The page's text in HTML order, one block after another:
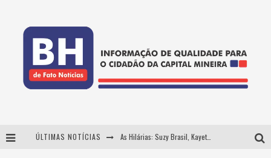
ÚLTIMAS NOTÍCIAS As Hilárias: Suzy Brasil, Kayete e Karoline Absinto retornam a Belo Horizonte para apresentação única no Teatro Sesiminas